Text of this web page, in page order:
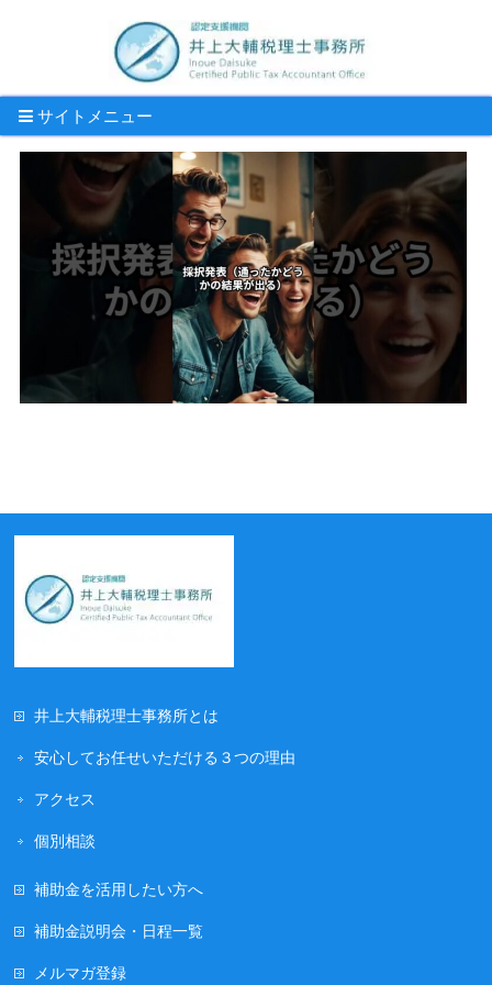
サイトメニュー
井上大輔税理士事務所とは
安心してお任せいただける３つの理由
アクセス
個別相談
補助金を活用したい方へ
補助金説明会・日程一覧
メルマガ登録